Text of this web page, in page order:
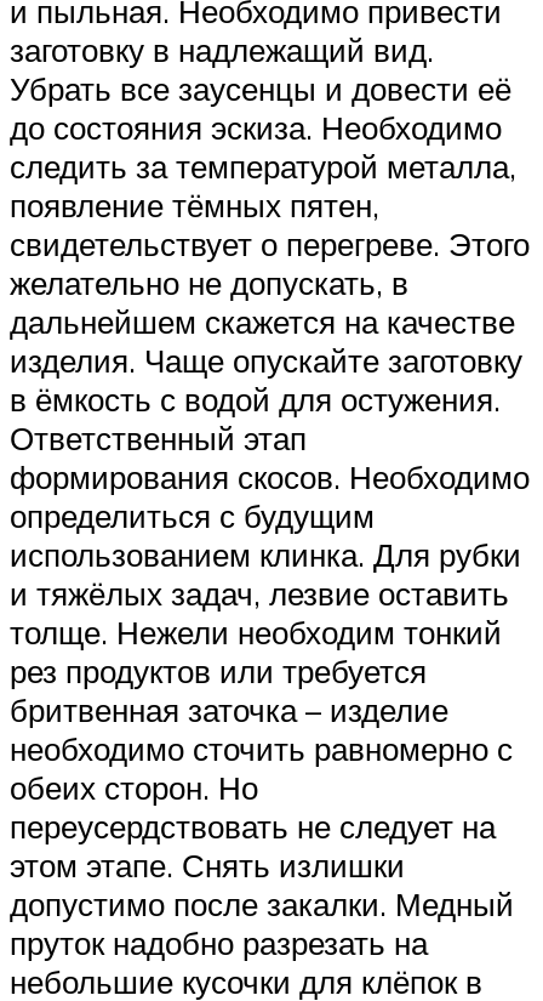
и пыльная. Необходимо привести
заготовку в надлежащий вид.
Убрать все заусенцы и довести её
до состояния эскиза. Необходимо
следить за температурой металла,
появление тёмных пятен,
свидетельствует о перегреве. Этого
желательно не допускать, в
дальнейшем скажется на качестве
изделия. Чаще опускайте заготовку
в ёмкость с водой для остужения.
Ответственный этап
формирования скосов. Необходимо
определиться с будущим
использованием клинка. Для рубки
и тяжёлых задач, лезвие оставить
толще. Нежели необходим тонкий
рез продуктов или требуется
бритвенная заточка – изделие
необходимо сточить равномерно с
обеих сторон. Но
переусердствовать не следует на
этом этапе. Снять излишки
допустимо после закалки. Медный
пруток надобно разрезать на
небольшие кусочки для клёпок в